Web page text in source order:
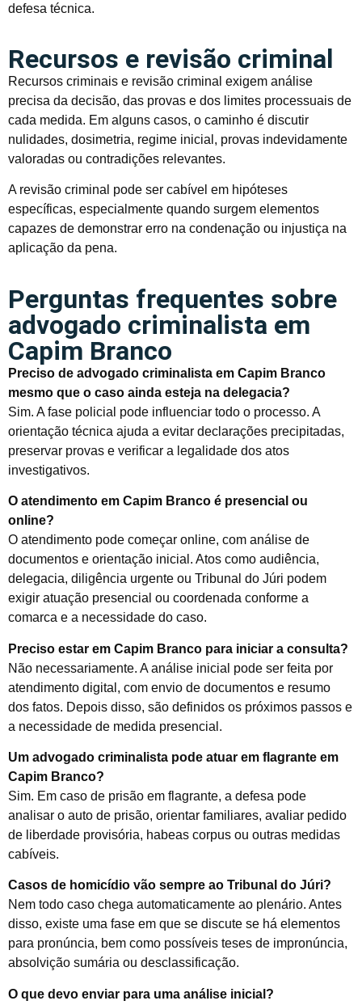
defesa técnica.
Recursos e revisão criminal
Recursos criminais e revisão criminal exigem análise
precisa da decisão, das provas e dos limites processuais de
cada medida. Em alguns casos, o caminho é discutir
nulidades, dosimetria, regime inicial, provas indevidamente
valoradas ou contradições relevantes.
A revisão criminal pode ser cabível em hipóteses
específicas, especialmente quando surgem elementos
capazes de demonstrar erro na condenação ou injustiça na
aplicação da pena.
Perguntas frequentes sobre
advogado criminalista em
Capim Branco
Preciso de advogado criminalista em Capim Branco
mesmo que o caso ainda esteja na delegacia?
Sim. A fase policial pode influenciar todo o processo. A
orientação técnica ajuda a evitar declarações precipitadas,
preservar provas e verificar a legalidade dos atos
investigativos.
O atendimento em Capim Branco é presencial ou
online?
O atendimento pode começar online, com análise de
documentos e orientação inicial. Atos como audiência,
delegacia, diligência urgente ou Tribunal do Júri podem
exigir atuação presencial ou coordenada conforme a
comarca e a necessidade do caso.
Preciso estar em Capim Branco para iniciar a consulta?
Não necessariamente. A análise inicial pode ser feita por
atendimento digital, com envio de documentos e resumo
dos fatos. Depois disso, são definidos os próximos passos e
a necessidade de medida presencial.
Um advogado criminalista pode atuar em flagrante em
Capim Branco?
Sim. Em caso de prisão em flagrante, a defesa pode
analisar o auto de prisão, orientar familiares, avaliar pedido
de liberdade provisória, habeas corpus ou outras medidas
cabíveis.
Casos de homicídio vão sempre ao Tribunal do Júri?
Nem todo caso chega automaticamente ao plenário. Antes
disso, existe uma fase em que se discute se há elementos
para pronúncia, bem como possíveis teses de impronúncia,
absolvição sumária ou desclassificação.
O que devo enviar para uma análise inicial?